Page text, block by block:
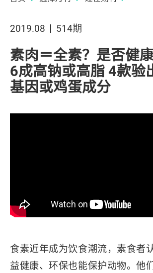
2019.08 514期
素肉＝全素？是否健康
6成高钠或高脂 4款验
基因或鸡蛋成分
食素近年成为饮食潮流，素食者
益健康、环保也能保护动物。他